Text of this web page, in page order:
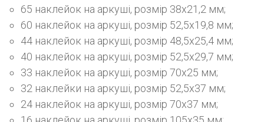
65 наклейок на аркуші, розмір 38х21,2 мм;
60 наклейок на аркуші, розмір 52,5х19,8 мм;
44 наклейок на аркуші, розмір 48,5х25,4 мм;
40 наклейок на аркуші, розмір 52,5х29,7 мм;
33 наклейок на аркуші, розмір 70х25 мм;
32 наклейки на аркуші, розмір 52,5х37 мм;
24 наклейок на аркуші, розмір 70х37 мм;